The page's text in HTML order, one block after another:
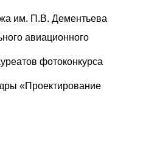
им. П.В. Дементьева
авиационного
фотоконкурса
«Проектирование